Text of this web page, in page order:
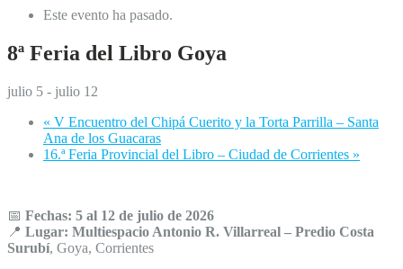
Este evento ha pasado.
8ª Feria del Libro Goya
julio 5 - julio 12
« V Encuentro del Chipá Cuerito y la Torta Parrilla – Santa
Ana de los Guacaras
16.ª Feria Provincial del Libro – Ciudad de Corrientes »
📅 Fechas: 5 al 12 de julio de 2026
📍 Lugar: Multiespacio Antonio R. Villarreal – Predio Costa
Surubí, Goya, Corrientes